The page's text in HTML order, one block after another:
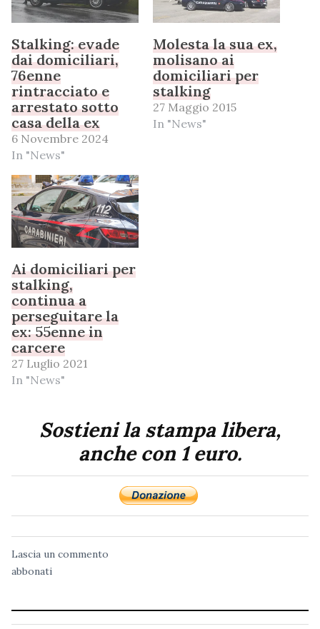
Stalking: evade
dai domiciliari,
76enne
rintracciato e
arrestato sotto
casa della ex
6 Novembre 2024
In "News"
Molesta la sua ex,
molisano ai
domiciliari per
stalking
27 Maggio 2015
In "News"
Ai domiciliari per
stalking,
continua a
perseguitare la
ex: 55enne in
carcere
27 Luglio 2021
In "News"
Sostieni la stampa libera,
anche con 1 euro.
Lascia un commento
abbonati